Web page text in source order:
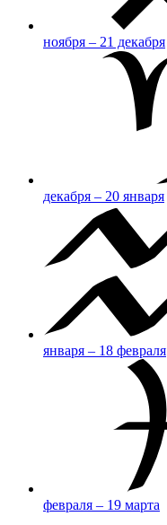
ноября – 21 декабря
декабря – 20 января
января – 18 февраля
февраля – 19 марта